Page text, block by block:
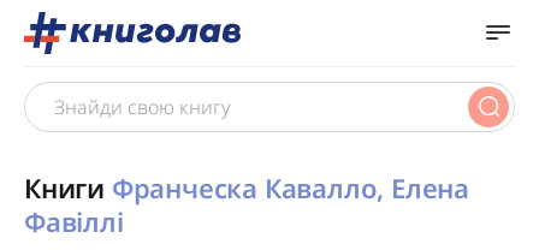
Книги Франческа Кавалло, Елена
Фавіллі